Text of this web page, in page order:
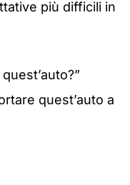
più difficili in
quest’auto a